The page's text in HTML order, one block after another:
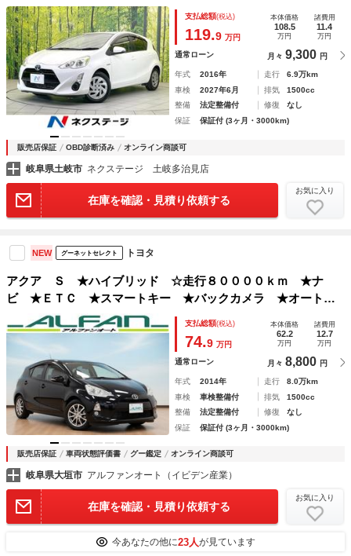
オートライト オートエアコン Ｂｌｕｅｔｏｏｔｈ ＣＤ
ＤＶＤ再生 地デジ
支払総額(税込)
119.9 万円
本体価格
108.5
万円
諸費用
11.4
万円
通常ローン 月々 9,300 円
年式 2016年 走行
6.9万km
車検
2027年6月 排気
1500cc
整備
法定整備付 修復
なし
保証
保証付 (3ヶ月・3000km)
販売店保証 OBD診断済み オンライン商談可
岐阜県土岐市 ネクステージ 土岐多治見店
在庫を確認・見積り依頼する
お気に入り
NEW グーネットセレクト トヨタ
アクア Ｓ ★ハイブリッド ☆走行８００００ｋｍ ★ナ
ビ ★ＥＴＣ ★スマートキー ★バックカメラ ★オートエ
アコン ★ワンセグＴＶ ★フォグランプ
支払総額(税込)
74.9 万円
本体価格
62.2
万円
諸費用
12.7
万円
通常ローン 月々 8,800 円
年式 2014年 走行
8.0万km
車検
車検整備付 排気
1500cc
整備
法定整備付 修復
なし
保証
保証付 (3ヶ月・3000km)
販売店保証 車両状態評価書 グー鑑定 オンライン商談可
岐阜県大垣市 アルファンオート（イビデン産業）
在庫を確認・見積り依頼する
お気に入り
今あなたの他に23人が見ています